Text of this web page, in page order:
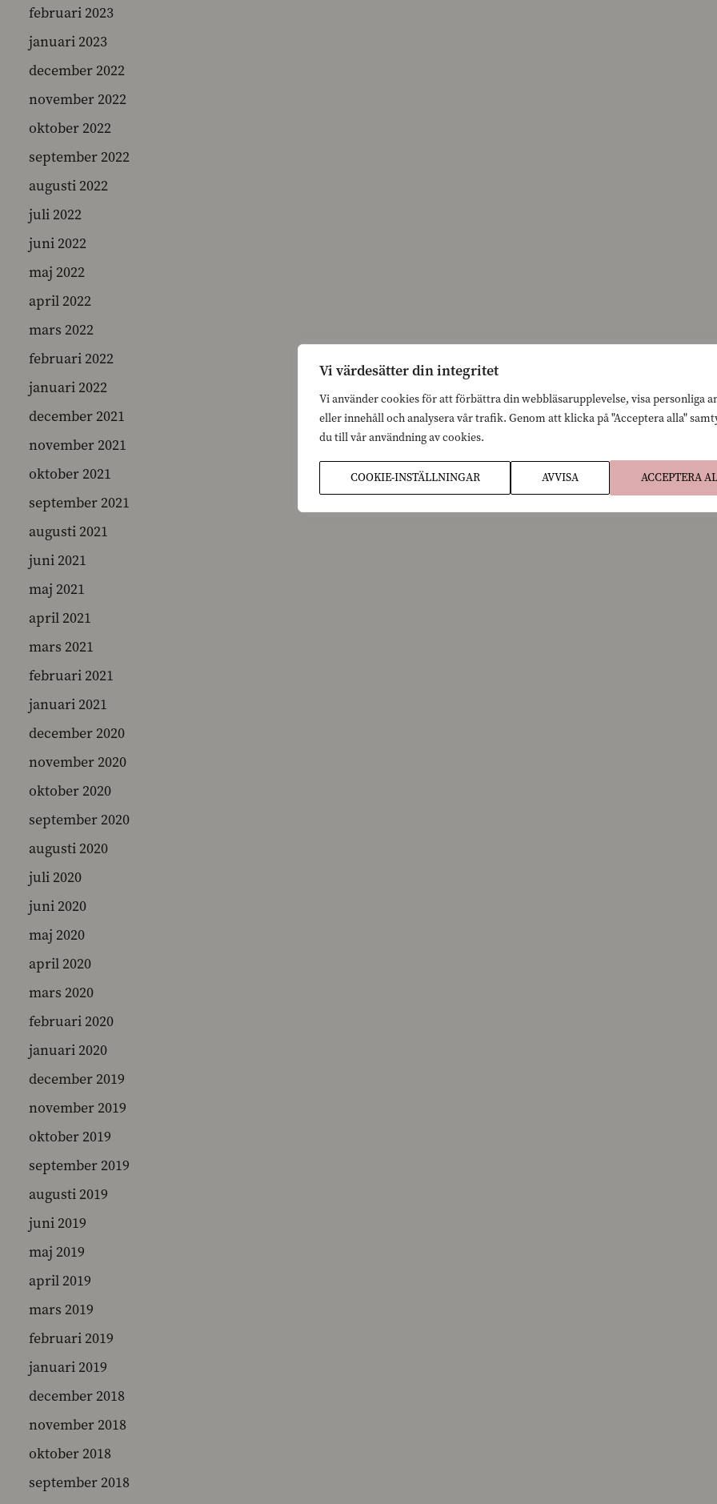
Vi värdesätter din integritet
Vi använder cookies för att förbättra din webbläsarupplevelse, visa personliga
eller innehåll och analysera vår trafik. Genom att klicka på "Acceptera alla"
du till vår användning av cookies.
COOKIE-INSTÄLLNINGAR AVVISA ACCEPTERA
februari 2023
januari 2023
december 2022
november 2022
oktober 2022
september 2022
augusti 2022
juli 2022
juni 2022
maj 2022
april 2022
mars 2022
februari 2022
januari 2022
december 2021
november 2021
oktober 2021
september 2021
augusti 2021
juni 2021
maj 2021
april 2021
mars 2021
februari 2021
januari 2021
december 2020
november 2020
oktober 2020
september 2020
augusti 2020
juli 2020
juni 2020
maj 2020
april 2020
mars 2020
februari 2020
januari 2020
december 2019
november 2019
oktober 2019
september 2019
augusti 2019
juni 2019
maj 2019
april 2019
mars 2019
februari 2019
januari 2019
december 2018
november 2018
oktober 2018
september 2018